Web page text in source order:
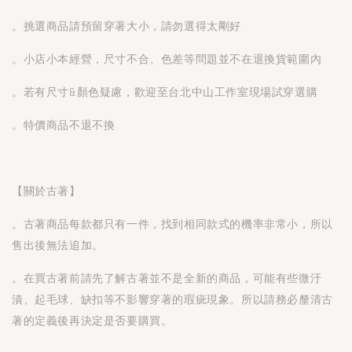
。挑選商品請預留穿著大小，請勿選得太剛好
。小店小本經營，尺寸不合、色差等問題並不在退換貨範圍內
。若有尺寸&顏色疑慮，歡迎至台北中山工作室現場試穿選購
。特價商品不退不換
【關於古著】
。古著商品每款都只有一件，找到相同款式的機率非常小，所以
售出後無法追加。
。在買古著前請先了解古著並不是全新的商品，可能有些微汙
漬、起毛球、缺扣等不影響穿著的瑕疵現象。所以請務必釐清古
著的定義後再決定是否要購買。